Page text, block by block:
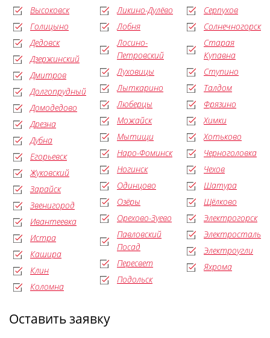
Высоковск
Голицыно
Дедовск
Дзержинский
Дмитров
Долгопрудный
Домодедово
Дрезна
Дубна
Егорьевск
Жуковский
Зарайск
Звенигород
Ивантеевка
Истра
Кашира
Клин
Коломна
Ликино-Дулёво
Лобня
Лосино-
Петровский
Луховицы
Лыткарино
Люберцы
Можайск
Мытищи
Наро-Фоминск
Ногинск
Одинцово
Озёры
Орехово-Зуево
Павловский
Посад
Пересвет
Подольск
Серпухов
Солнечногорск
Старая
Купавна
Ступино
Талдом
Фрязино
Химки
Хотьково
Черноголовка
Чехов
Шатура
Щёлково
Электрогорск
Электросталь
Электроугли
Яхрома
Оставить заявку